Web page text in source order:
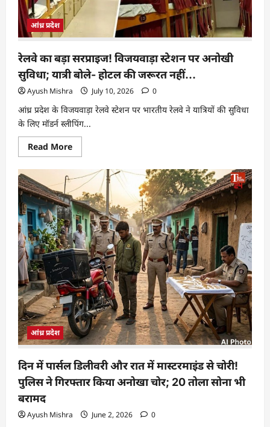
आंध्र प्रदेश
रेलवे का बड़ा सरप्राइज! विजयवाड़ा स्टेशन पर अनोखी
सुविधा; यात्री बोले- होटल की जरूरत नहीं…
Ayush Mishra July 10, 2026 0
आंध्र प्रदेश के विजयवाड़ा रेलवे स्टेशन पर भारतीय रेलवे ने यात्रियों की सुविधा
के लिए मॉडर्न स्लीपिंग...
Read More
आंध्र प्रदेश
दिन में पार्सल डिलीवरी और रात में मास्टरमाइंड से चोरी!
पुलिस ने गिरफ्तार किया अनोखा चोर; 20 तोला सोना भी
बरामद
Ayush Mishra June 2, 2026 0